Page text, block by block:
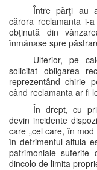
Între părţi au
cărora reclamanta i-
obţinută din
înmânase spre
Ulterior, pe
solicitat obligarea
reprezentând chirie
când reclamanta ar fi
În drept, cu
devin incidente
care „cel care, în
în detrimentul altuia
patrimoniale
dincolo de limita